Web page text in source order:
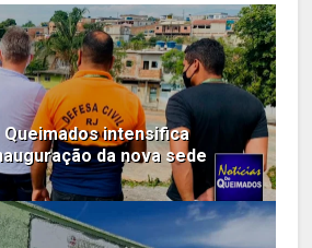
intensifica
da nova sede